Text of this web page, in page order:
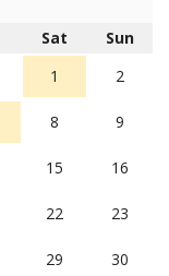
Sat
Sun
1
2
8 9
15 16
22 23
29 30